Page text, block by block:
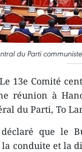
du Parti
13e Comité
réunion à
du Parti, To
que le
conduite et la